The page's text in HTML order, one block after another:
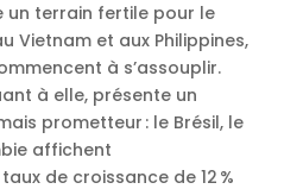
un terrain fertile pour le
Vietnam et aux Philippines,
à s’assouplir.
à elle, présente un
prometteur : le Brésil, le
affichent
de croissance de 12 %